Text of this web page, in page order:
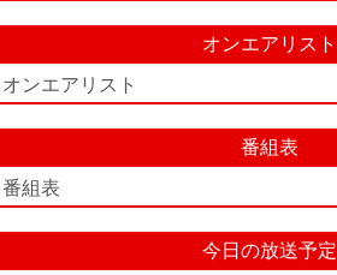
オンエアリスト
オンエアリスト
番組表
番組表
今日の放送予定